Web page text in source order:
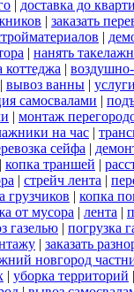
| доставка до
| заказать
|
| нанять
коттеджа |
| вывоз ванны |
самосвалами |
| монтаж
на час |
сейфа |
| копка траншей |
| стрейч лента |
грузчиков | копка
от мусора | лента |
газелью | погрузка
| заказать
новгород
| уборка территорий